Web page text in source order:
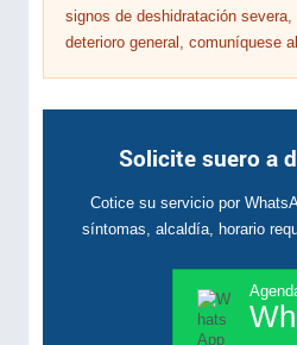
signos de deshidratación
deterioro general, comuníquese al
Solicite suero a
Cotice su servicio por
síntomas, alcaldía, horario